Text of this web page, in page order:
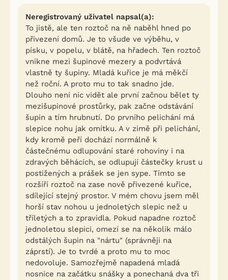
Neregistrovaný uživatel napsal(a):
To jistě, ale ten roztoč na ně naběhl hned po
přivezení domů. Je to všude ve výběhu, v
písku, v popelu, v blátě, na hřadech. Ten roztoč
vnikne mezi šupinové mezery a podvrtává
vlastně ty šupiny. Mladá kuřice je má měkčí
než roční. A proto mu to tak snadno jde.
Dlouho není nic vidět ale první začnou bělet ty
mezišupinové prostůrky, pak začne odstávání
šupin a tím hrubnutí. Do prvního pelichání má
slepice nohu jak omítku. A v zimě při pelichání,
kdy kromě peří dochází normálně k
částečnému odlupování staré rohoviny i na
zdravých běhácích, se odlupují částečky krust u
postižených a prášek se jen sype. Tímto se
rozšíří roztoč na zase nově přivezené kuřice,
sdílející stejný prostor. V mém chovu jsem měl
horší stav nohou u jednoletých slepic než u
tříletých a to zpravidla. Pokud napadne roztoč
jednoletou slepici, omezí se na několik málo
odstálých šupin na "nártu" (správněji na
záprstí). Je to tvrdé a proto mu to moc
nedovoluje. Samozřejmě napadená mladá
nosnice na začátku snášky a ponechaná dva tři